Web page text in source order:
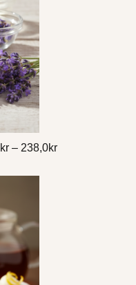
kr – 238,0krPrisintervall: